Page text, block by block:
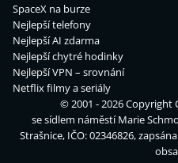
SpaceX na burze
Nejlepší telefony
Nejlepší AI zdarma
Nejlepší chytré hodinky
Nejlepší VPN – srovnání
Netflix filmy a seriály
© 2001 - 2026 Copyright
se sídlem náměstí Marie
Strašnice, IČO: 02346826,